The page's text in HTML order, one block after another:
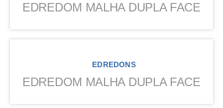
EDREDOM MALHA DUPLA FACE
EDREDONS
EDREDOM MALHA DUPLA FACE